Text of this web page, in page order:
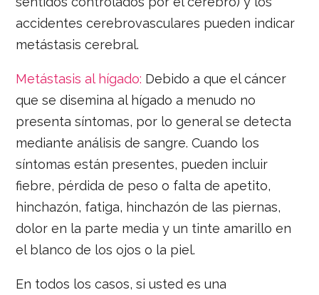
accidentes cerebrovasculares pueden indicar
metástasis cerebral.
Metástasis al hígado: Debido a que el cáncer
que se disemina al hígado a menudo no
presenta síntomas, por lo general se detecta
mediante análisis de sangre. Cuando los
síntomas están presentes, pueden incluir
fiebre, pérdida de peso o falta de apetito,
hinchazón, fatiga, hinchazón de las piernas,
dolor en la parte media y un tinte amarillo en
el blanco de los ojos o la piel.
En todos los casos, si usted es una